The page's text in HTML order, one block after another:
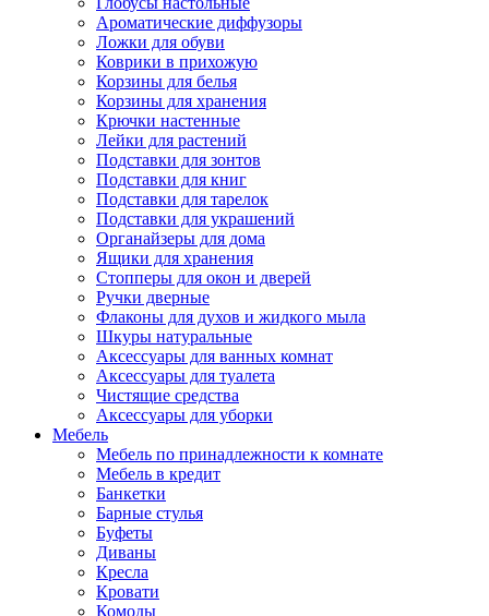
Ароматические диффузоры
Ложки для обуви
Коврики в прихожую
Корзины для белья
Корзины для хранения
Крючки настенные
Лейки для растений
Подставки для зонтов
Подставки для книг
Подставки для тарелок
Подставки для украшений
Органайзеры для дома
Ящики для хранения
Стопперы для окон и дверей
Ручки дверные
Флаконы для духов и жидкого мыла
Шкуры натуральные
Аксессуары для ванных комнат
Аксессуары для туалета
Чистящие средства
Аксессуары для уборки
Мебель
Мебель по принадлежности к комнате
Мебель в кредит
Банкетки
Барные стулья
Буфеты
Диваны
Кресла
Кровати
Комоды